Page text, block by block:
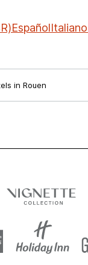
EspañolItaliano
in Rouen